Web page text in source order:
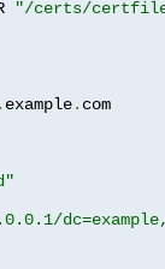
"/certs/
. example. com